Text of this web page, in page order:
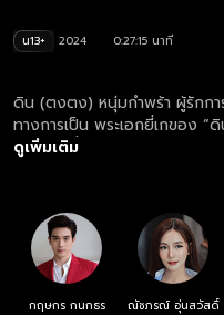
น13+ 2024
0:27:15 นาที
ดิน (ตงตง) หนุ่มกำพร้า ผู้รักกา
ทางการเป็น พระเอกยี่เกของ
น้อยเนื้อต่ำใจในชีวิต ที่ถูกคนดูแ
คอยสนับสนุนทุกย่างก้าวในชีวิต
งาม ที่ตกเป็นที่หมายปองของส
ดูเพิ่มเติม
กฤษกร กนกธร ณัชภรณ์ อุ่นสวัสดิ์